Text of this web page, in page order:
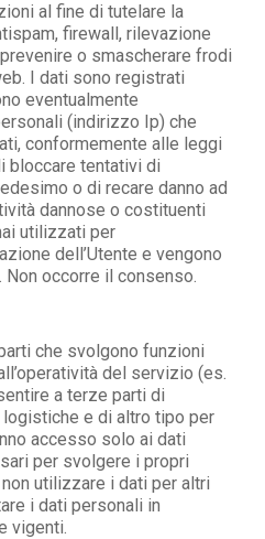
al fine di tutelare la
firewall, rilevazione
o smascherare frodi
I dati sono registrati
eventualmente
(indirizzo Ip) che
conformemente alle leggi
bloccare tentativi di
o di recare danno ad
dannose o costituenti
utilizzati per
dell’Utente e vengono
occorre il consenso.
che svolgono funzioni
del servizio (es.
a terze parti di
e di altro tipo per
accesso solo ai dati
per svolgere i propri
utilizzare i dati per altri
i dati personali in
vigenti.